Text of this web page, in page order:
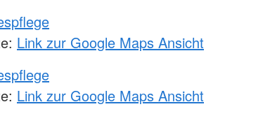
Link zur Google Maps Ansicht
Link zur Google Maps Ansicht